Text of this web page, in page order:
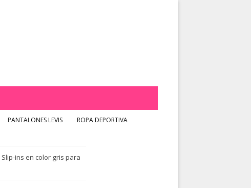
PANTALONES LEVIS ROPA DEPORTIVA
ins en color gris para